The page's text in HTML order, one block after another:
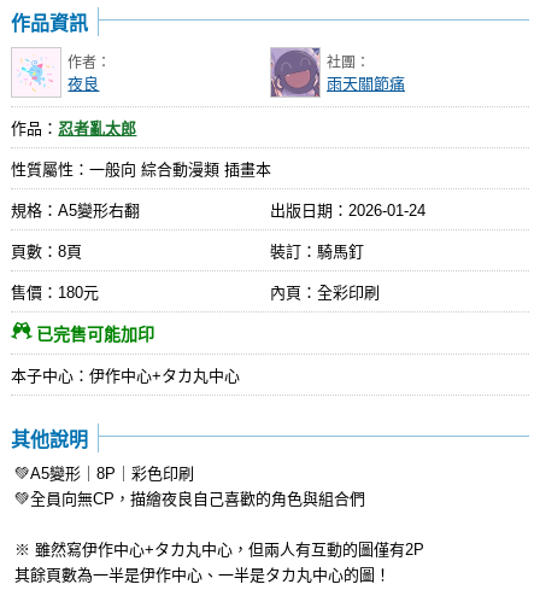
作品資訊
作者：
夜良
社團：
雨天關節痛
作品： 忍者亂太郎
性質屬性：一般向 綜合動漫類 插畫本
規格：A5變形右翻 出版日期： 2026-01-24
頁數：8頁 裝訂：騎馬釘
售價：180元 內頁：全彩印刷
已完售可能加印
本子中心：伊作中心+タカ丸中心
其他說明
💚A5變形｜8P｜彩色印刷
💚全員向無CP，描繪夜良自己喜歡的角色與組合們
※ 雖然寫伊作中心+タカ丸中心，但兩人有互動的圖僅有2P
其餘頁數為一半是伊作中心、一半是タカ丸中心的圖！